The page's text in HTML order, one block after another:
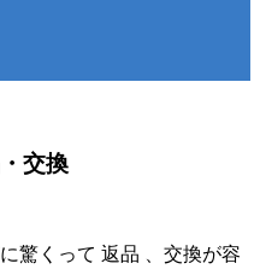
交換
驚くって 返品 、交換が容